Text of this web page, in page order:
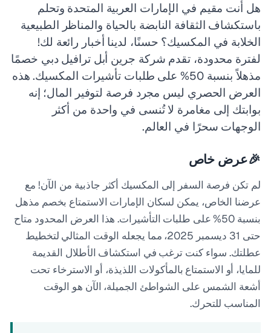
هل أنت مقيم في الإمارات العربية المتحدة وتحلم
باستكشاف الثقافة النابضة بالحياة والمناظر الطبيعية
الخلابة في المكسيك؟ حسنًا، لدينا أخبار رائعة لك!
لفترة محدودة، تقدم شركة جرين أبل ترافيل دبي خصمًا
مذهلاً بنسبة 50% على طلبات تأشيرات المكسيك. هذه
العرض الحصري ليس مجرد فرصة لتوفير المال؛ إنه
بوابتك إلى مغامرة لا تُنسى في واحدة من أكثر
الوجهات سحرًا في العالم.
🎉عرض خاص
لم تكن فرصة السفر إلى المكسيك أكثر جاذبية من الآن! مع
عرضنا الخاص، يمكن لسكان الإمارات الاستمتاع بخصم مذهل
بنسبة 50% على طلبات التأشيرات. هذا العرض المحدود متاح
حتى 31 ديسمبر 2025، مما يجعله الوقت المثالي لتخطيط
عطلتك. سواء كنت ترغب في استكشاف الأطلال القديمة
للمايا، أو الاستمتاع بالمأكولات اللذيذة، أو الاسترخاء تحت
أشعة الشمس على الشواطئ الجميلة، الآن هو الوقت
المناسب للتحرك.